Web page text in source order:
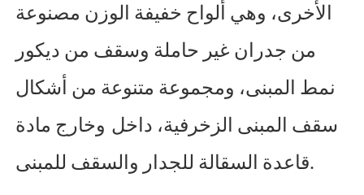
الأخرى، وهي ألواح خفيفة الوزن مصنوعة
من جدران غير حاملة وسقف من ديكور
نمط المبنى، ومجموعة متنوعة من أشكال
سقف المبنى الزخرفية، داخل وخارج مادة
قاعدة السقالة للجدار والسقف للمبنى.